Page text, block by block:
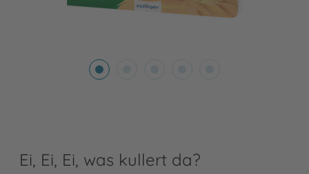
Ei, Ei, Ei, was kullert da?